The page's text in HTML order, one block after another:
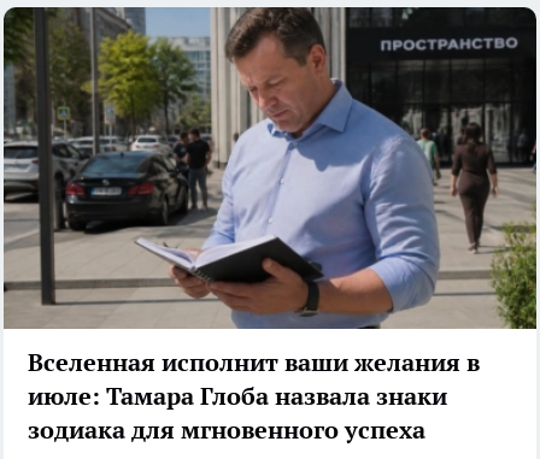
Вселенная исполнит ваши желания в
июле: Тамара Глоба назвала знаки
зодиака для мгновенного успеха